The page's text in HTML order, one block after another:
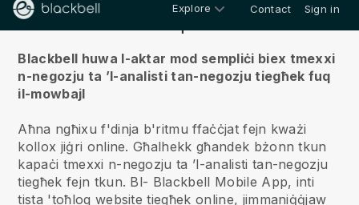
Explore Contact Sign in
Blackbell huwa l-aktar mod sempliċi biex tmexxi
n-negozju ta ’l-analisti tan-negozju tiegħek fuq
il-mowbajl
Aħna ngħixu f'dinja b'ritmu ffaċċjat fejn kważi
kollox jiġri online.Għalhekk għandek bżonn tkun
kapaċi tmexxi n-negozju ta ’l-analisti tan-negozju
tiegħek fejn tkun. Bl- Blackbell Mobile App, inti
tista 'toħloq website tiegħek online, jimmaniġġjaw